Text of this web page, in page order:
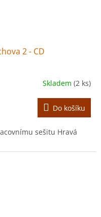
2 - CD
Skladem (2 ks)
Do košíku
sešitu Hravá